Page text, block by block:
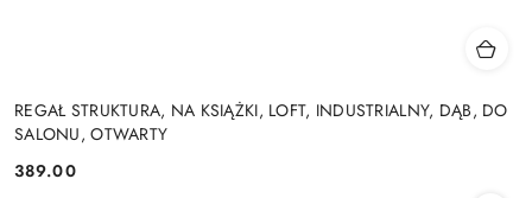
REGAŁ STRUKTURA, NA KSIĄŻKI, LOFT, INDUSTRIALNY, DĄB, DO
SALONU, OTWARTY
Cena:
389.00